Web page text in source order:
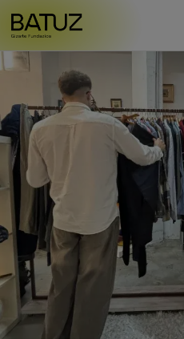
Fundación
Historia
Misión, Visión, Principios
Organización
Portal de transparencia
Memoria anual y datos generales
Canal ético
Trabaja con nosotras/os